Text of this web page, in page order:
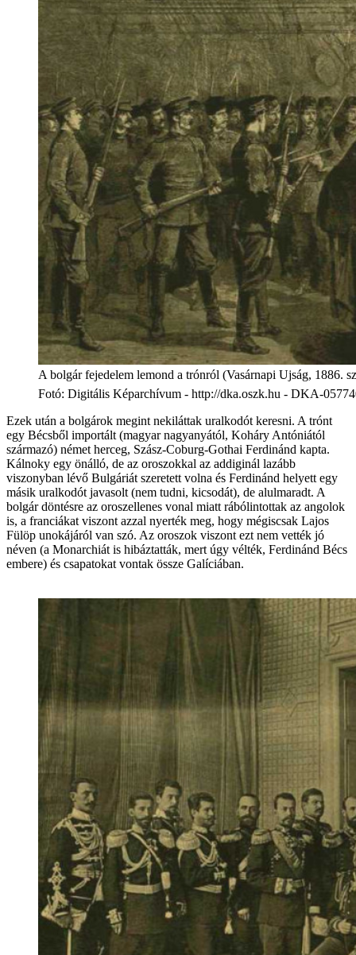
A bolgár fejedelem lemond a trónról (Vasárnapi Ujság, 1886.
Fotó: Digitális Képarchívum - http://dka.oszk.hu - DKA-
Ezek után a bolgárok megint nekiláttak uralkodót keresni. A trónt
egy Bécsből importált (magyar nagyanyától, Koháry Antóniától
származó) német herceg, Szász-Coburg-Gothai Ferdinánd kapta.
Kálnoky egy önálló, de az oroszokkal az addiginál lazább
viszonyban lévő Bulgáriát szeretett volna és Ferdinánd helyett egy
másik uralkodót javasolt (nem tudni, kicsodát), de alulmaradt. A
bolgár döntésre az oroszellenes vonal miatt rábólintottak az angolok
is, a franciákat viszont azzal nyerték meg, hogy mégiscsak Lajos
Fülöp unokájáról van szó. Az oroszok viszont ezt nem vették jó
néven (a Monarchiát is hibáztatták, mert úgy vélték, Ferdinánd Bécs
embere) és csapatokat vontak össze Galíciában.